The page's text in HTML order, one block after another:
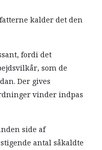
kalder det den
fordi det
som de
Der gives
vinder indpas
side af
antal såkaldte